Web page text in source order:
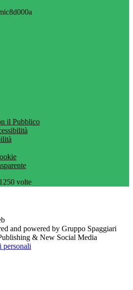
il Pubblico
1250 volte
and powered by Gruppo Spaggiari
& New Social Media
personali